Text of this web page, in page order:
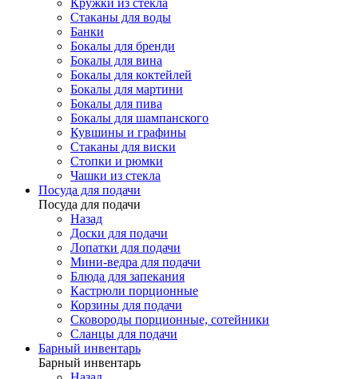
Стаканы для воды
Банки
Бокалы для бренди
Бокалы для вина
Бокалы для коктейлей
Бокалы для мартини
Бокалы для пива
Бокалы для шампанского
Кувшины и графины
Стаканы для виски
Стопки и рюмки
Чашки из стекла
Посуда для подачи
Посуда для подачи
Назад
Доски для подачи
Лопатки для подачи
Мини-ведра для подачи
Блюда для запекания
Кастрюли порционные
Корзины для подачи
Сковороды порционные, сотейники
Сланцы для подачи
Барный инвентарь
Барный инвентарь